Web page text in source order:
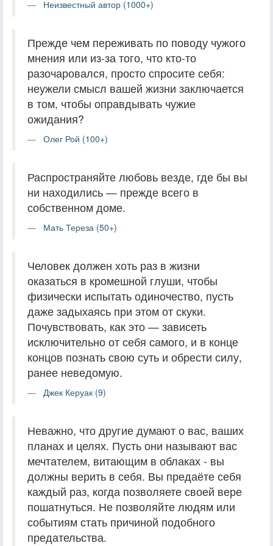
Неизвестный автор (1000+)
Прежде чем переживать по поводу чужого
мнения или из-за того, что кто-то
разочаровался, просто спросите себя:
неужели смысл вашей жизни заключается
в том, чтобы оправдывать чужие
ожидания?
Олег Рой (100+)
Распространяйте любовь везде, где бы вы
ни находились — прежде всего в
собственном доме.
Мать Тереза (50+)
Человек должен хоть раз в жизни
оказаться в кромешной глуши, чтобы
физически испытать одиночество, пусть
даже задыхаясь при этом от скуки.
Почувствовать, как это — зависеть
исключительно от себя самого, и в конце
концов познать свою суть и обрести силу,
ранее неведомую.
Джек Керуак (9)
Неважно, что другие думают о вас, ваших
планах и целях. Пусть они называют вас
мечтателем, витающим в облаках - вы
должны верить в себя. Вы предаёте себя
каждый раз, когда позволяете своей вере
пошатнуться. Не позволяйте людям или
событиям стать причиной подобного
предательства.